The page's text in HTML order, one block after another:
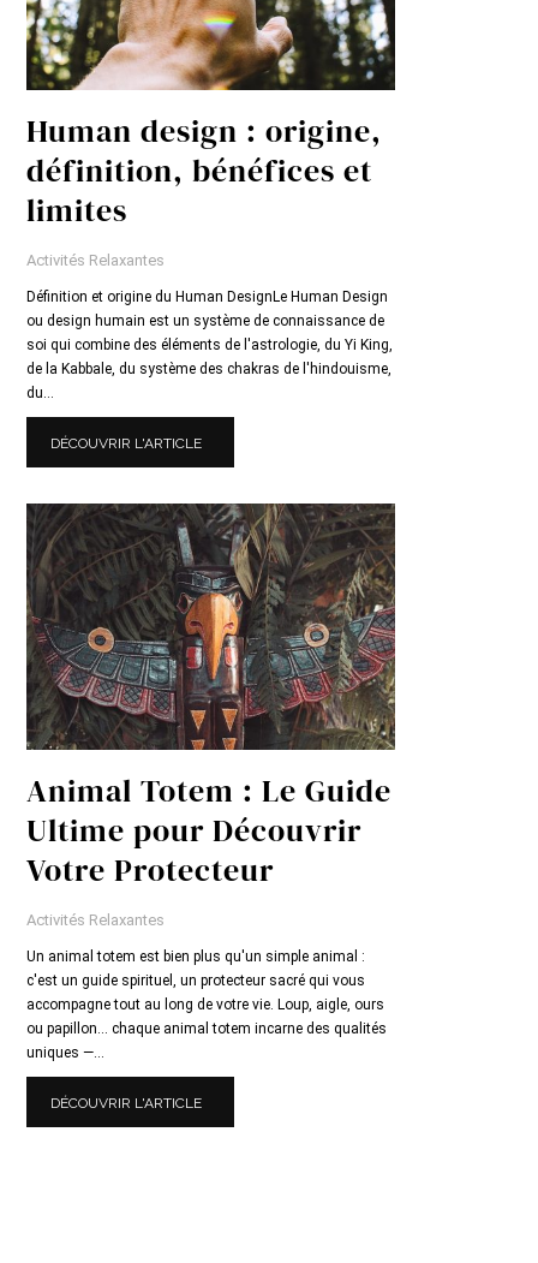
Human design : origine,
définition, bénéfices et
limites
Activités Relaxantes
Définition et origine du Human DesignLe Human Design
ou design humain est un système de connaissance de
soi qui combine des éléments de l'astrologie, du Yi King,
de la Kabbale, du système des chakras de l'hindouisme,
du...
DÉCOUVRIR L'ARTICLE
Animal Totem : Le Guide
Ultime pour Découvrir
Votre Protecteur
Activités Relaxantes
Un animal totem est bien plus qu'un simple animal :
c'est un guide spirituel, un protecteur sacré qui vous
accompagne tout au long de votre vie. Loup, aigle, ours
ou papillon... chaque animal totem incarne des qualités
uniques —...
DÉCOUVRIR L'ARTICLE